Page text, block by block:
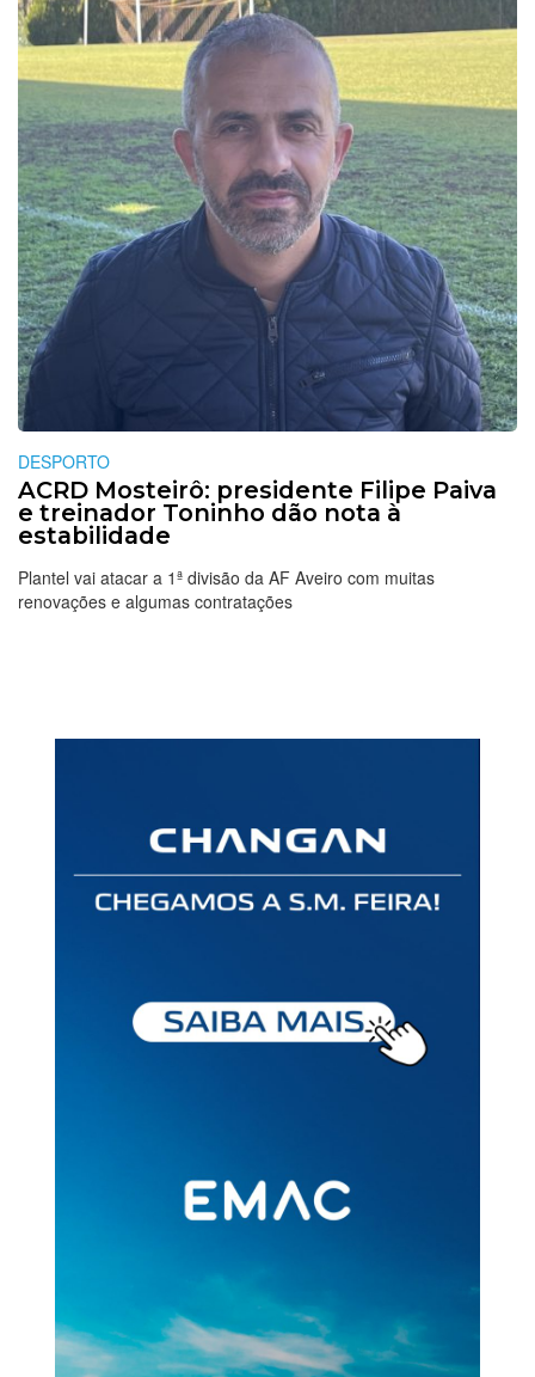
DESPORTO
ACRD Mosteirô: presidente Filipe Paiva
e treinador Toninho dão nota à
estabilidade
Plantel vai atacar a 1ª divisão da AF Aveiro com muitas
renovações e algumas contratações